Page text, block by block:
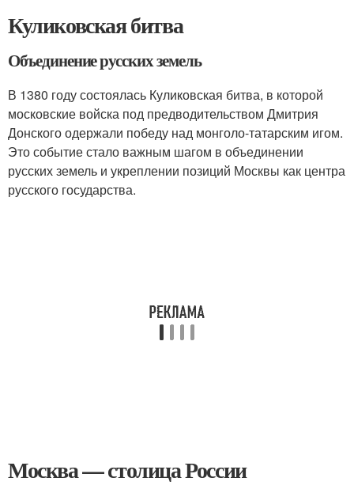
Куликовская битва
Объединение русских земель
В 1380 году состоялась Куликовская битва, в которой
московские войска под предводительством Дмитрия
Донского одержали победу над монголо-татарским игом.
Это событие стало важным шагом в объединении
русских земель и укреплении позиций Москвы как центра
русского государства.
Москва — столица России